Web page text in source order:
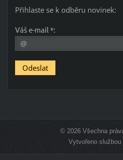
Přihlaste se k odběru novinek:
Váš e-mail *:
© 2026 Všechna
Vytvořeno službou